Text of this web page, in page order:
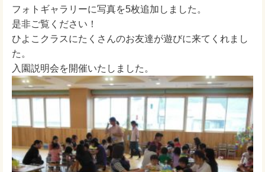
フォトギャラリーに写真を5枚追加しました。
是非ご覧ください！
ひよこクラスにたくさんのお友達が遊びに来てくれまし
た。
入園説明会を開催いたしました。